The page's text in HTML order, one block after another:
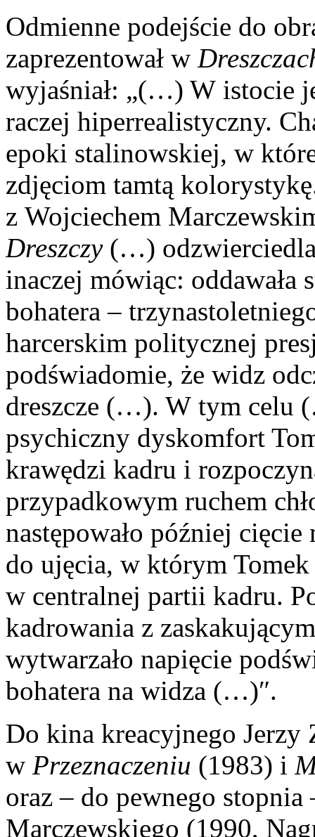
Odmienne podejście do
zaprezentował w
wyjaśniał: „(…) W istocie
raczej hiperrealistyczny.
epoki stalinowskiej, w
zdjęciom tamtą
z Wojciechem
Dreszczy(…)
inaczej mówiąc: oddawała
bohatera –
harcerskim politycznej
podświadomie, że widz
dreszcze (…). W tym celu
psychiczny dyskomfort
krawędzi kadru i
przypadkowym ruchem
następowało później
do ujęcia, w którym
w centralnej partii kadru.
kadrowania z
wytwarzało napięcie
bohatera na widza (…)″.
Do kina kreacyjnego
w Przeznaczeniu (1983) i
oraz – do pewnego
Marczewskiego (1990,